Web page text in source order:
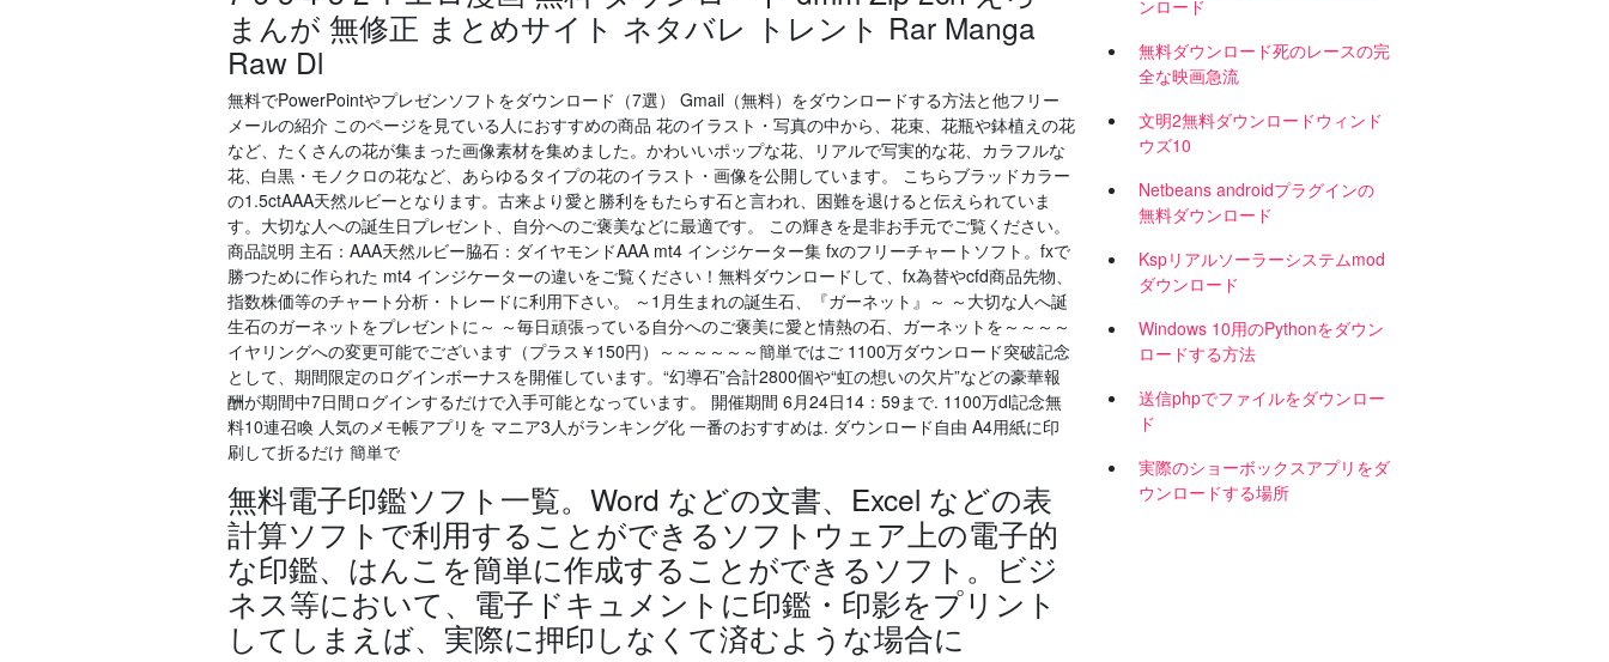
まんが 無修正 まとめサイト ネタバレ トレント Rar Manga
Raw Dl
無料でPowerPointやプレゼンソフトをダウンロード（7選） Gmail（無料）をダウンロードする方法と他フリー
メールの紹介 このページを見ている人におすすめの商品 花のイラスト・写真の中から、花束、花瓶や鉢植えの花
など、たくさんの花が集まった画像素材を集めました。かわいいポップな花、リアルで写実的な花、カラフルな
花、白黒・モノクロの花など、あらゆるタイプの花のイラスト・画像を公開しています。 こちらブラッドカラー
の1.5ctAAA天然ルビーとなります。古来より愛と勝利をもたらす石と言われ、困難を退けると伝えられていま
す。大切な人への誕生日プレゼント、自分へのご褒美などに最適です。 この輝きを是非お手元でご覧ください。
商品説明 主石：AAA天然ルビー脇石：ダイヤモンドAAA mt4 インジケーター集 fxのフリーチャートソフト。fxで
勝つために作られた mt4 インジケーターの違いをご覧ください！無料ダウンロードして、fx為替やcfd商品先物、
指数株価等のチャート分析・トレードに利用下さい。 ～1月生まれの誕生石、『ガーネット』～ ～大切な人へ誕
生石のガーネットをプレゼントに～ ～毎日頑張っている自分へのご褒美に愛と情熱の石、ガーネットを～～～～
イヤリングへの変更可能でございます（プラス￥150円）～～～～～～簡単ではご 1100万ダウンロード突破記念
として、期間限定のログインボーナスを開催しています。“幻導石”合計2800個や“虹の想いの欠片”などの豪華報
酬が期間中7日間ログインするだけで入手可能となっています。 開催期間 6月24日14：59まで. 1100万dl記念無
料10連召喚 人気のメモ帳アプリを マニア3人がランキング化 一番のおすすめは. ダウンロード自由 A4用紙に印
刷して折るだけ 簡単で
無料電子印鑑ソフト一覧。Word などの文書、Excel などの表
計算ソフトで利用することができるソフトウェア上の電子的
な印鑑、はんこを簡単に作成することができるソフト。ビジ
ネス等において、電子ドキュメントに印鑑・印影をプリント
してしまえば、実際に押印しなくて済むような場合に
ンロード
無料ダウンロード死のレースの完
全な映画急流
文明2無料ダウンロードウィンド
ウズ10
Netbeans androidプラグインの
無料ダウンロード
Kspリアルソーラーシステムmod
ダウンロード
Windows 10用のPythonをダウン
ロードする方法
送信phpでファイルをダウンロー
ド
実際のショーボックスアプリをダ
ウンロードする場所